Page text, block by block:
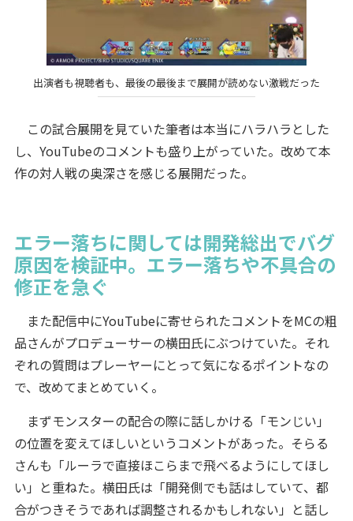
出演者も視聴者も、最後の最後まで展開が読めない激戦だった
この試合展開を見ていた筆者は本当にハラハラとした
し、YouTubeのコメントも盛り上がっていた。改めて本
作の対人戦の奥深さを感じる展開だった。
エラー落ちに関しては開発総出でバグ
原因を検証中。エラー落ちや不具合の
修正を急ぐ
また配信中にYouTubeに寄せられたコメントをMCの粗
品さんがプロデューサーの横田氏にぶつけていた。それ
ぞれの質問はプレーヤーにとって気になるポイントなの
で、改めてまとめていく。
まずモンスターの配合の際に話しかける「モンじい」
の位置を変えてほしいというコメントがあった。そらる
さんも「ルーラで直接ほこらまで飛べるようにしてほし
い」と重ねた。横田氏は「開発側でも話はしていて、都
合がつきそうであれば調整されるかもしれない」と話し